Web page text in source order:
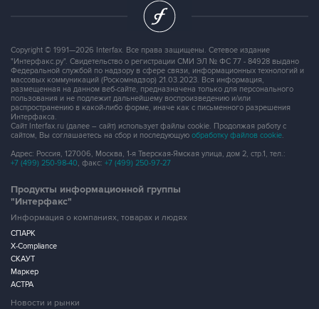
Copyright © 1991—2026 Interfax. Все права защищены. Сетевое издание
"Интерфакс.ру". Свидетельство о регистрации СМИ ЭЛ № ФС 77 - 84928 выдано
Федеральной службой по надзору в сфере связи, информационных технологий и
массовых коммуникаций (Роскомнадзор) 21.03.2023. Вся информация,
размещенная на данном веб-сайте, предназначена только для персонального
пользования и не подлежит дальнейшему воспроизведению и/или
распространению в какой-либо форме, иначе как с письменного разрешения
Интерфакса.
Сайт Interfax.ru (далее – сайт) использует файлы cookie. Продолжая работу с
сайтом, Вы соглашаетесь на сбор и последующую обработку файлов cookie.
Адрес: Россия, 127006, Москва, 1-я Тверская-Ямская улица, дом 2, стр.1, тел.:
+7 (499) 250-98-40, факс: +7 (499) 250-97-27
Продукты информационной группы
"Интерфакс"
Информация о компаниях, товарах и людях
СПАРК
X-Compliance
СКАУТ
Маркер
АСТРА
Новости и рынки